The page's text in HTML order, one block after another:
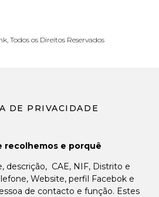
Todos os Direitos Reservados
DE PRIVACIDADE
recolhemos e porquê
descrição, CAE, NIF, Distrito e
Website, perfil Facebok e
de contacto e função. Estes